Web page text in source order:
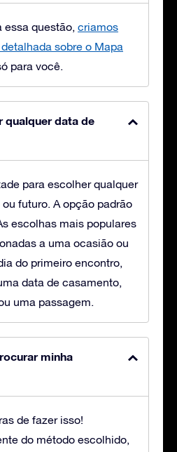
essa questão, criamos
sobre o Mapa
para você.
qualquer data de
para escolher qualquer
futuro. A opção padrão
escolhas mais populares
a uma ocasião ou
do primeiro encontro,
data de casamento,
uma passagem.
minha
de fazer isso!
do método escolhido,